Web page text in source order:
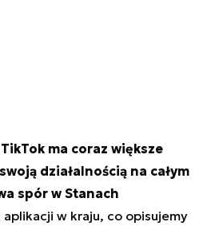
TikTok ma coraz większe
działalnością na całym
spór w Stanach
aplikacji w kraju, co opisujemy